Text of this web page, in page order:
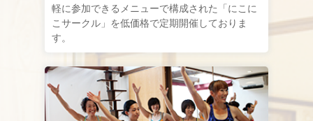
軽に参加できるメニューで構成された「にこに
こサークル」を低価格で定期開催しておりま
す。